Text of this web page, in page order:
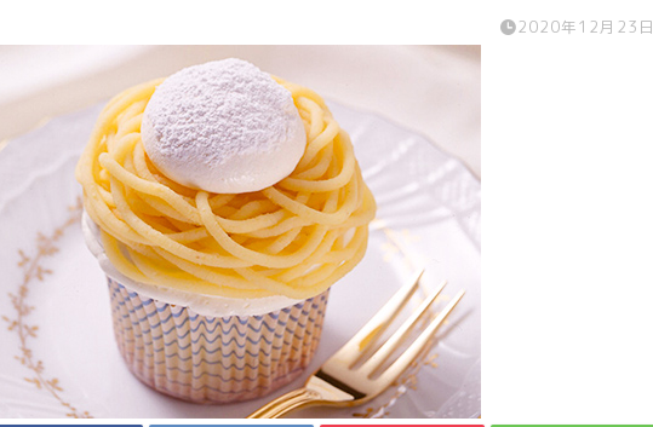
2020年12月23日